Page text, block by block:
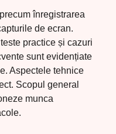
înregistrarea
de ecran.
practice și cazuri
sunt evidențiate
Aspectele tehnice
Scopul general
munca